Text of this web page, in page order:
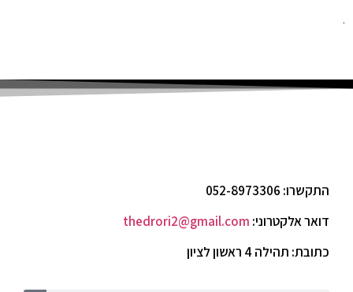
.
התקשרו: 052-8973306
דואר אלקטרוני: thedrori2@gmail.com
כתובת: תהילה 4 ראשון לציון